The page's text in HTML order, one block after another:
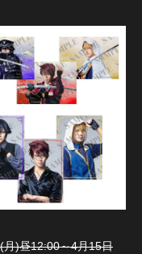
月)昼12:00～4月15日